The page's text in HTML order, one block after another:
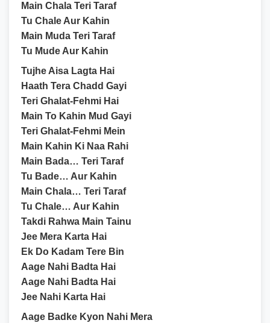
Main Chala Teri Taraf
Tu Chale Aur Kahin
Main Muda Teri Taraf
Tu Mude Aur Kahin
Tujhe Aisa Lagta Hai
Haath Tera Chadd Gayi
Teri Ghalat-Fehmi Hai
Main To Kahin Mud Gayi
Teri Ghalat-Fehmi Mein
Main Kahin Ki Naa Rahi
Main Bada… Teri Taraf
Tu Bade… Aur Kahin
Main Chala… Teri Taraf
Tu Chale… Aur Kahin
Takdi Rahwa Main Tainu
Jee Mera Karta Hai
Ek Do Kadam Tere Bin
Aage Nahi Badta Hai
Aage Nahi Badta Hai
Jee Nahi Karta Hai
Aage Badke Kyon Nahi Mera